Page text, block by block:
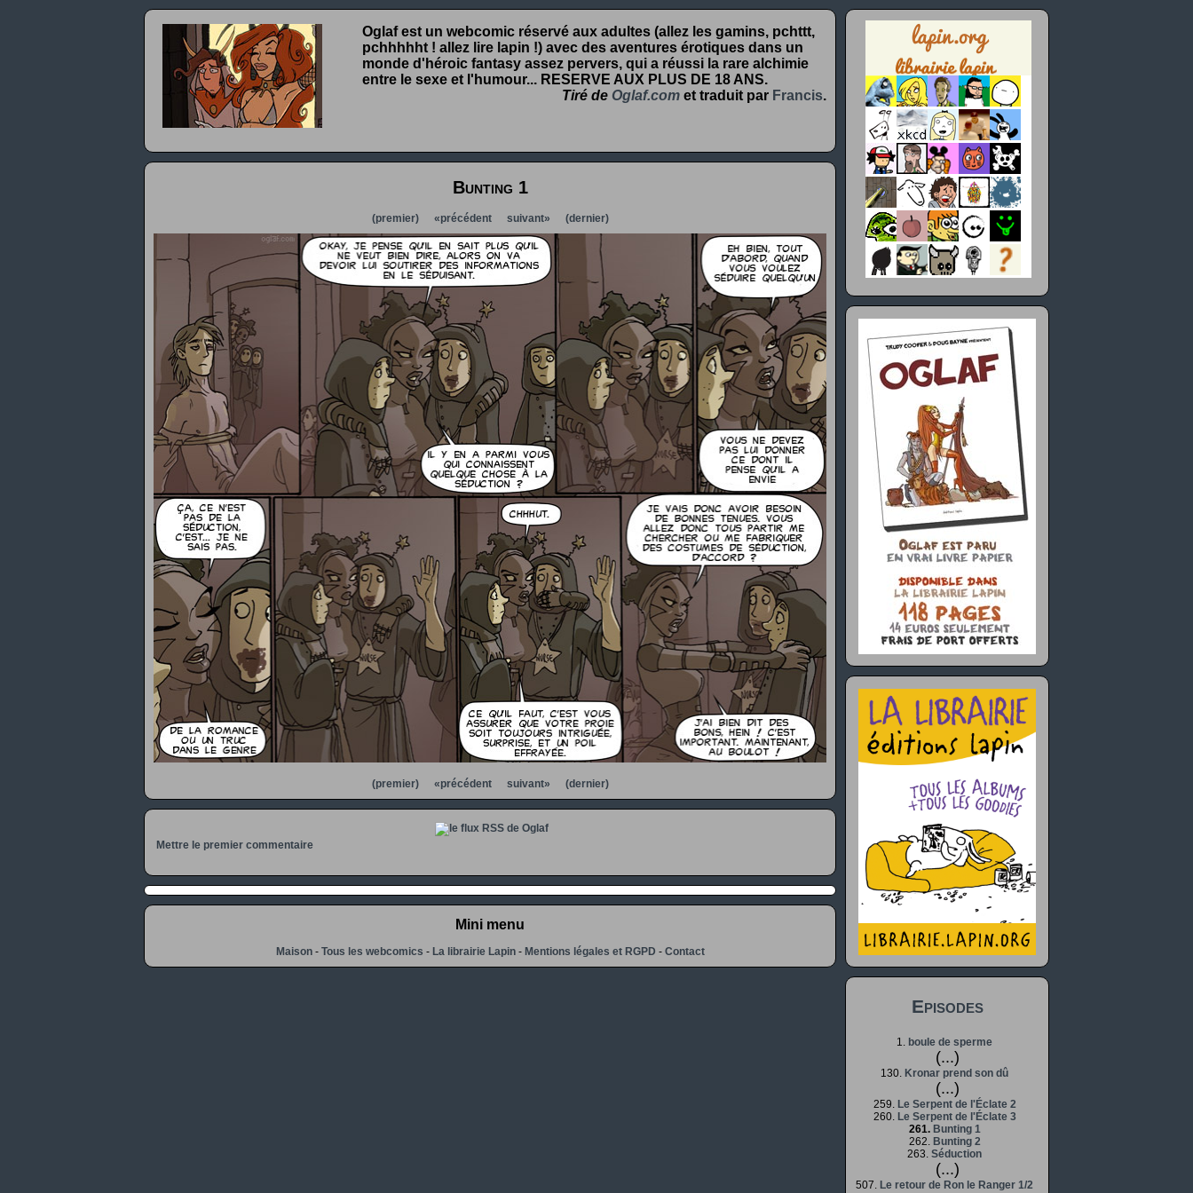
Oglaf est un webcomic réservé aux adultes (allez les gamins, pchttt,
pchhhhht ! allez lire lapin !) avec des aventures érotiques dans un
monde d'héroic fantasy assez pervers, qui a réussi la rare alchimie
entre le sexe et l'humour... RESERVE AUX PLUS DE 18 ANS.
Tiré de Oglaf.com et traduit par Francis.
Bunting 1
(premier) «précédent suivant» (dernier)
(premier) «précédent suivant» (dernier)
Mettre le premier commentaire
Mini menu
Maison- Tous les webcomics - La librairie Lapin- Mentions légales et RGPD - Contact
Episodes
1. boule de sperme
(...)
130. Kronar prend son dû
(...)
259. Le Serpent de l'Éclate 2
260. Le Serpent de l'Éclate 3
261. Bunting 1
262. Bunting 2
263. Séduction
(...)
507. Le retour de Ron le Ranger 1/2